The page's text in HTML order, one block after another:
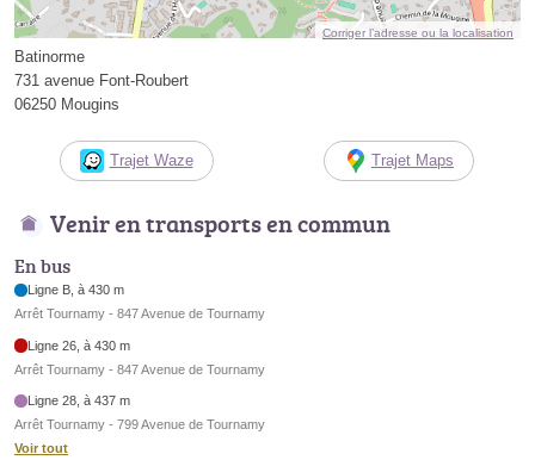
Corriger l’adresse ou la localisation
Batinorme
731 avenue Font-Roubert
06250 Mougins
Trajet Waze Trajet Maps
Venir en transports en commun
En bus
Ligne B, à 430 m
Arrêt Tournamy - 847 Avenue de Tournamy
Ligne 26, à 430 m
Arrêt Tournamy - 847 Avenue de Tournamy
Ligne 28, à 437 m
Arrêt Tournamy - 799 Avenue de Tournamy
Voir tout